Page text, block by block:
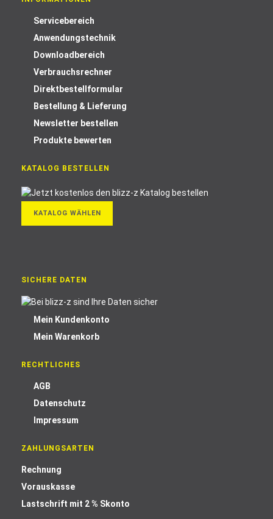
Servicebereich
Anwendungstechnik
Downloadbereich
Verbrauchsrechner
Direktbestellformular
Bestellung & Lieferung
Newsletter bestellen
Produkte bewerten
KATALOG BESTELLEN
KATALOG WÄHLEN
SICHERE DATEN
Mein Kundenkonto
Mein Warenkorb
RECHTLICHES
AGB
Datenschutz
Impressum
ZAHLUNGSARTEN
Rechnung
Vorauskasse
Lastschrift mit 2 % Skonto